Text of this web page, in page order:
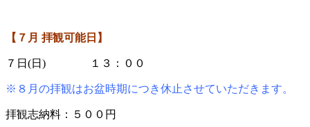
【７ 月 拝観可能日】
７日(日) １３：００
※８月の拝観はお盆時期につき休止させていただきます。
拝観志納料：５００円